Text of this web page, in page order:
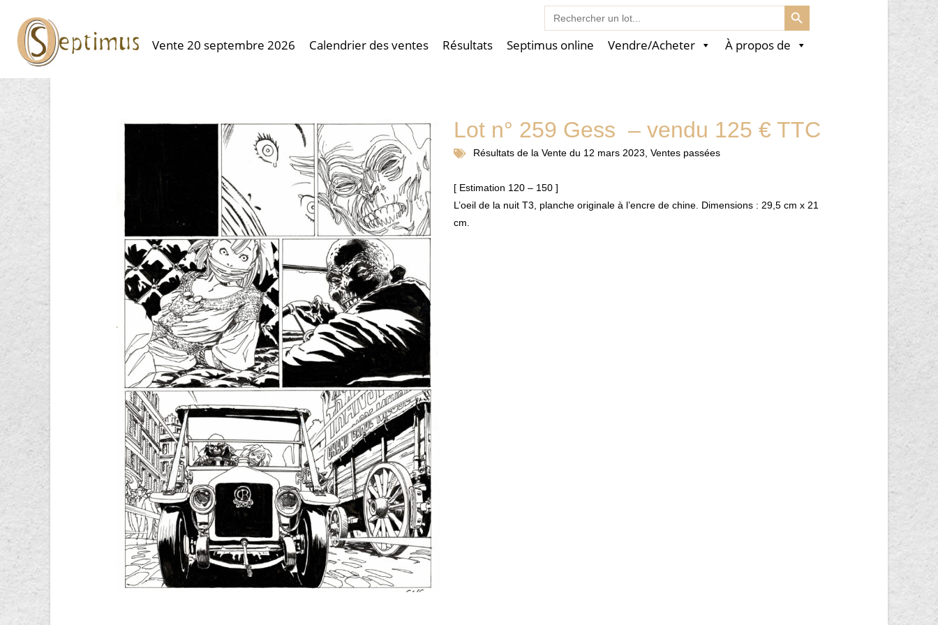
Search
for:
SEARCH BUTTON
Vente 20 septembre 2026 Calendrier des ventes Résultats Septimus online Vendre/Acheter À propos de
Lot n° 259 Gess – vendu 125 € TTC
Résultats de la Vente du 12 mars 2023 Ventes passées
[ Estimation 120 – 150 ]
L’oeil de la nuit T3, planche originale à l’encre de chine. Dimensions : 29,5 cm x 21
cm.